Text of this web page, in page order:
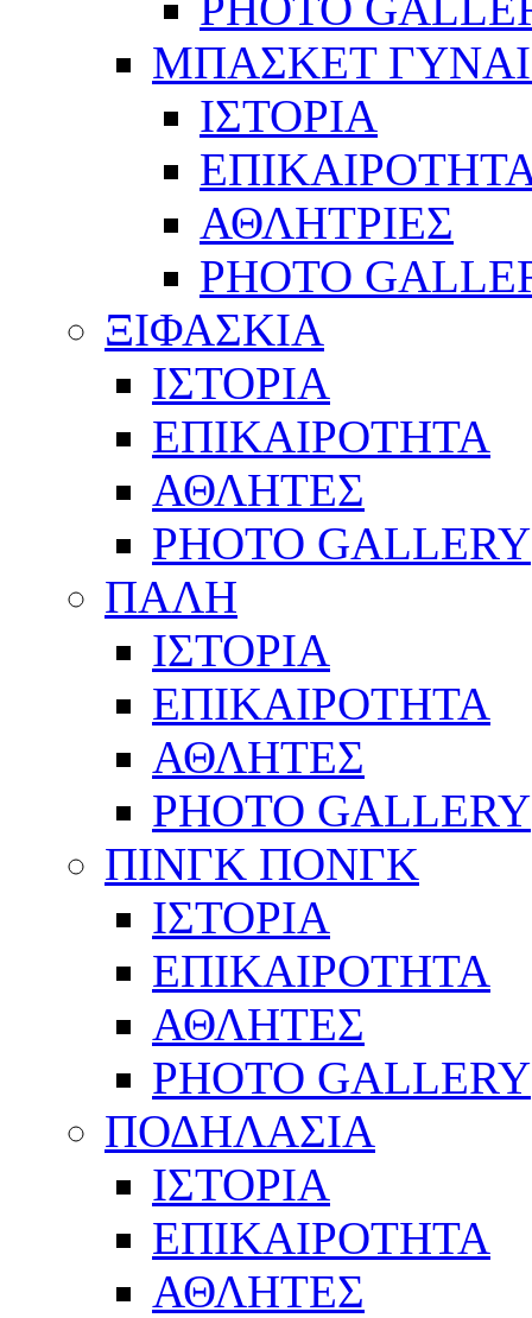
ΜΠΑΣΚΕΤ
ΙΣΤΟΡΙΑ
ΑΘΛΗΤΡΙΕΣ
PHOTO
ΞΙΦΑΣΚΙΑ
ΙΣΤΟΡΙΑ
ΕΠΙΚΑΙΡΟΤΗΤΑ
ΑΘΛΗΤΕΣ
PHOTO GALLERY
ΠΑΛΗ
ΙΣΤΟΡΙΑ
ΕΠΙΚΑΙΡΟΤΗΤΑ
ΑΘΛΗΤΕΣ
PHOTO GALLERY
ΠΙΝΓΚ ΠΟΝΓΚ
ΙΣΤΟΡΙΑ
ΕΠΙΚΑΙΡΟΤΗΤΑ
ΑΘΛΗΤΕΣ
PHOTO GALLERY
ΠΟΔΗΛΑΣΙΑ
ΙΣΤΟΡΙΑ
ΕΠΙΚΑΙΡΟΤΗΤΑ
ΑΘΛΗΤΕΣ